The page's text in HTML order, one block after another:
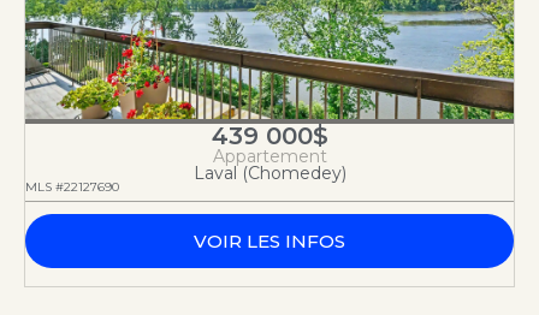
439 000$
Appartement
Laval (Chomedey)
MLS #22127690
VOIR LES INFOS